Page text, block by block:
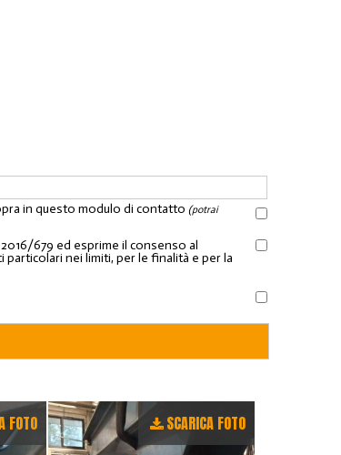
in questo modulo di contatto (potrai
679 ed esprime il consenso al
nei limiti, per le finalità e per la
FOTO SCARICA FOTO